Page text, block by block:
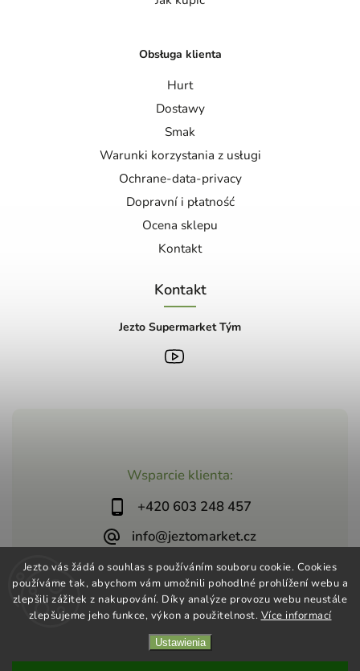
Jezto vás žádá o souhlas s používáním souboru cookie. Cookies
používáme tak, abychom vám umožnili pohodlné prohlížení webu a
zlepšili zážitek z nakupování. Díky analýze provozu webu neustále
zlepšujeme jeho funkce, výkon a použitelnost. Více informací
Ustawienia
Wsparcie klienta:
+420 603 248 457
info@jeztomarket.cz
Obsługa klienta
Hurt
Dostawy
Smak
Warunki korzystania z usługi
Ochrane-data-privacy
Dopravní i płatność
Ocena sklepu
Kontakt
Kontakt
Jezto Supermarket Tým
Jezto Supermarket